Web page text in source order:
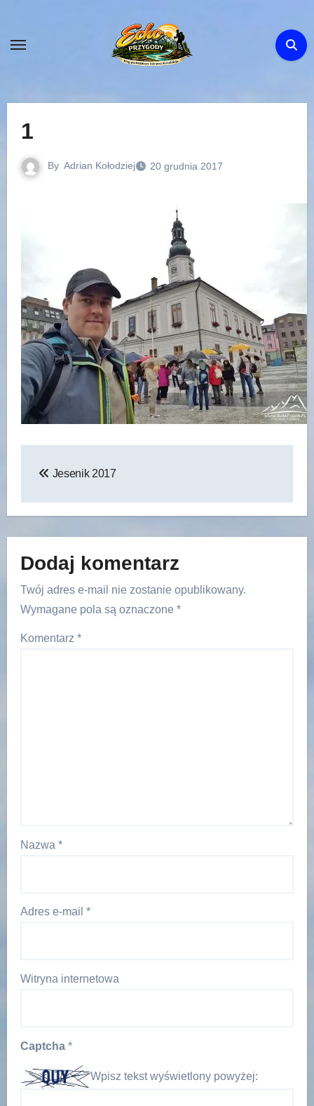
content
1
By Adrian Kołodziej 20 grudnia 2017
Jesenik 2017
Dodaj komentarz
Twój adres e-mail nie zostanie opublikowany.
Wymagane pola są oznaczone *
Komentarz *
Nazwa *
Adres e-mail *
Witryna internetowa
Captcha *
Wpisz tekst wyświetlony powyżej: